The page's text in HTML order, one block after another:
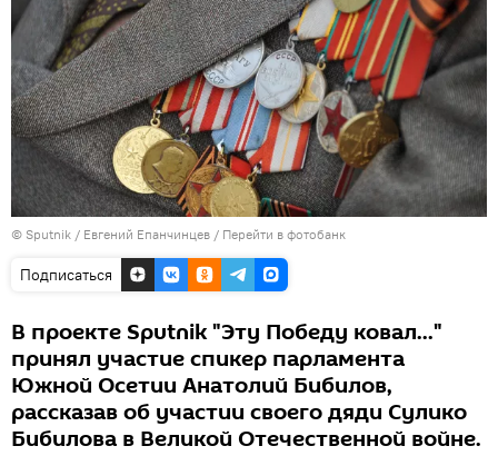
© Sputnik / Евгений Епанчинцев / Перейти в фотобанк
Подписаться
В проекте Sputnik "Эту Победу ковал..."
принял участие спикер парламента
Южной Осетии Анатолий Бибилов,
рассказав об участии своего дяди Сулико
Бибилова в Великой Отечественной войне.